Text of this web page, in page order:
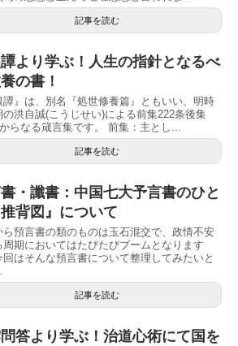
記事を読む
より学ぶ！人生の指針となるべ
の書！
譚』は、別名『処世修養篇』ともいい、明時
の洪自誠(こうじせい)による前集222条後集
らなる箴言集です。 前集：主とし...
記事を読む
・讖書：中国七大予言書のひと
背図』について
ら預言書の類のものは玉石混交で、政情不安
周期においてはたびたびブームとなります
回はそんな預言書について整理してみたいと
記事を読む
答より学ぶ！治道心術にて国を